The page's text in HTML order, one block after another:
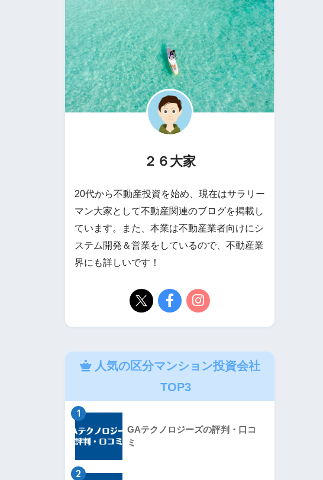
２６大家
20代から不動産投資を始め、現在はサラリー
マン大家として不動産関連のブログを掲載し
ています。また、本業は不動産業者向けにシ
ステム開発＆営業をしているので、不動産業
界にも詳しいです！
人気の区分マンション投資会社
TOP3
1
GAテクノロジーズの評判・口コ
ミ
2